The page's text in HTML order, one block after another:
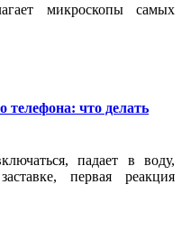
микроскопы самых
телефона: что делать
падает в воду,
первая реакция